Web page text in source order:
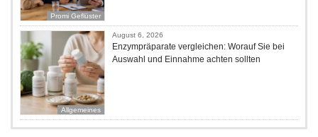
Promi Geflüster
Allgemeines
August 6, 2026
Enzympräparate vergleichen: Worauf Sie bei
Auswahl und Einnahme achten sollten